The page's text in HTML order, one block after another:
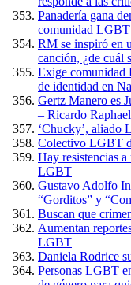
Panadería gana
comunidad LGBT
RM se inspiró en
canción, ¿de cuál
Exige comunidad
de identidad en
Gertz Manero es
– Ricardo Raphael
‘Chucky’, aliado
Colectivo LGBT
Hay resistencias
LGBT
Gustavo Adolfo
“Gorditos” y
Buscan que
Aumentan
LGBT
Daniela Rodrice
Personas LGBT